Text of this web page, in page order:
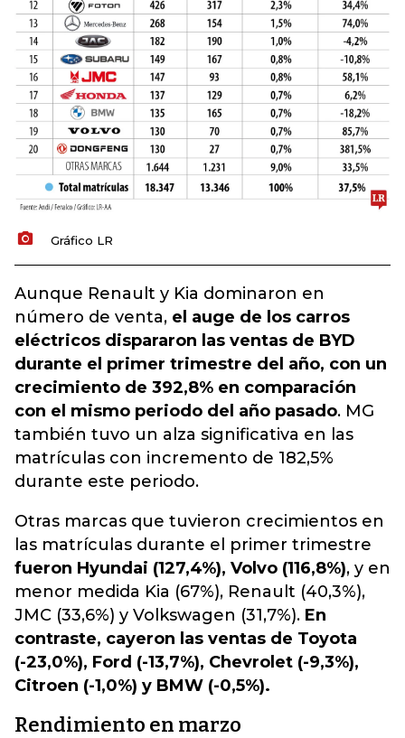
Gráfico LR
Aunque Renault y Kia dominaron en
número de venta, el auge de los carros
eléctricos dispararon las ventas de BYD
durante el primer trimestre del año, con un
crecimiento de 392,8% en comparación
con el mismo periodo del año pasado. MG
también tuvo un alza significativa en las
matrículas con incremento de 182,5%
durante este periodo.
Otras marcas que tuvieron crecimientos en
las matrículas durante el primer trimestre
fueron Hyundai (127,4%), Volvo (116,8%), y en
menor medida Kia (67%), Renault (40,3%),
JMC (33,6%) y Volkswagen (31,7%). En
contraste, cayeron las ventas de Toyota
(-23,0%), Ford (-13,7%), Chevrolet (-9,3%),
Citroen (-1,0%) y BMW (-0,5%).
Rendimiento en marzo